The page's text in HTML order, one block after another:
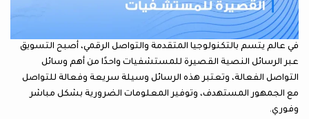
في عالم يتسم بالتكنولوجيا المتقدمة والتواصل الرقمي، أصبح التسويق
عبر الرسائل النصية القصيرة للمستشفيات واحدًا من أهم وسائل
التواصل الفعالة، وتعتبر هذه الرسائل وسيلة سريعة وفعالة للتواصل
مع الجمهور المستهدف، وتوفير المعلومات الضرورية بشكل مباشر
وفوري.